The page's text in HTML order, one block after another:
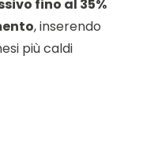
fino al 35%
, inserendo
più caldi